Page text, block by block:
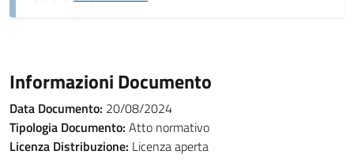
Informazioni Documento
Data Documento: 20/08/2024
Tipologia Documento: Atto normativo
Licenza Distribuzione: Licenza aperta